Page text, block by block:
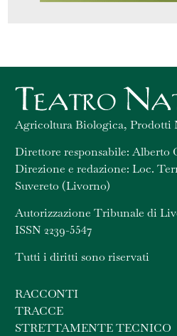
Agricoltura Biologica, Prodotti
Direttore responsabile: Alberto
Direzione e redazione: Loc.
Suvereto (Livorno)
Autorizzazione Tribunale di
ISSN 2239-5547
Tutti i diritti sono riservati
RACCONTI
TRACCE
STRETTAMENTE TECNICO